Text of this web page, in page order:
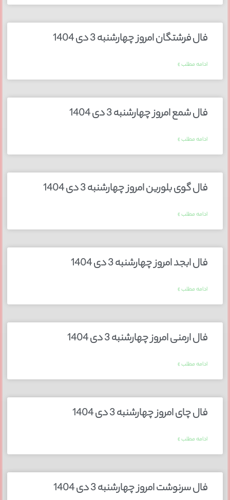
فال فرشتگان امروز چهارشنبه 3 دی 1404
ادامه مطلب »
فال شمع امروز چهارشنبه 3 دی 1404
ادامه مطلب »
فال گوی بلورین امروز چهارشنبه 3 دی 1404
ادامه مطلب »
فال ابجد امروز چهارشنبه 3 دی 1404
ادامه مطلب »
فال ارمنی امروز چهارشنبه 3 دی 1404
ادامه مطلب »
فال چای امروز چهارشنبه 3 دی 1404
ادامه مطلب »
فال سرنوشت امروز چهارشنبه 3 دی 1404